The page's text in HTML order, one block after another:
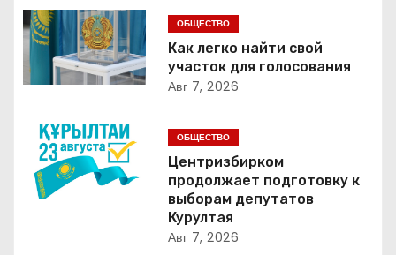
а
ц
и
я
п
о
ОБЩЕСТВО
Как легко найти свой
участок для голосования
Авг 7, 2026
ОБЩЕСТВО
Центризбирком
продолжает подготовку к
выборам депутатов
Курултая
Авг 7, 2026